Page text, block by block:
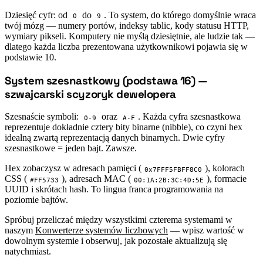
Dziesięć cyfr: od 0 do 9 . To system, do którego domyślnie wraca
twój mózg — numery portów, indeksy tablic, kody statusu HTTP,
wymiary pikseli. Komputery nie myślą dziesiętnie, ale ludzie tak —
dlatego każda liczba prezentowana użytkownikowi pojawia się w
podstawie 10.
#
System szesnastkowy (podstawa 16) —
szwajcarski scyzoryk dewelopera
Szesnaście symboli: 0-9 oraz A-F . Każda cyfra szesnastkowa
reprezentuje dokładnie cztery bity binarne (nibble), co czyni hex
idealną zwartą reprezentacją danych binarnych. Dwie cyfry
szesnastkowe = jeden bajt. Zawsze.
Hex zobaczysz w adresach pamięci ( 0x7FFF5FBFF8C0 ), kolorach
CSS ( #FF5733 ), adresach MAC ( 00:1A:2B:3C:4D:5E ), formacie
UUID i skrótach hash. To lingua franca programowania na
poziomie bajtów.
Spróbuj przeliczać między wszystkimi czterema systemami w
naszym Konwerterze systemów liczbowych — wpisz wartość w
dowolnym systemie i obserwuj, jak pozostałe aktualizują się
natychmiast.